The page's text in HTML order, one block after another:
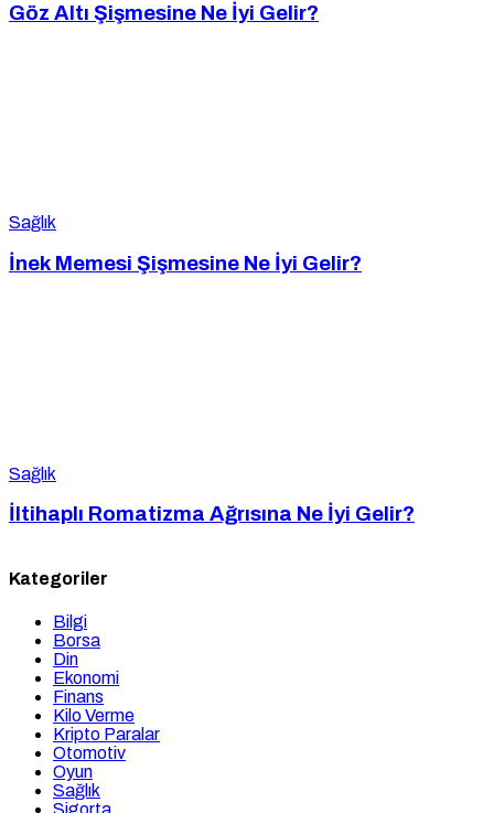
Göz Altı Şişmesine Ne İyi Gelir?
Sağlık
İnek Memesi Şişmesine Ne İyi Gelir?
Sağlık
İltihaplı Romatizma Ağrısına Ne İyi Gelir?
Kategoriler
Bilgi
Borsa
Din
Ekonomi
Finans
Kilo Verme
Kripto Paralar
Otomotiv
Oyun
Sağlık
Sigorta